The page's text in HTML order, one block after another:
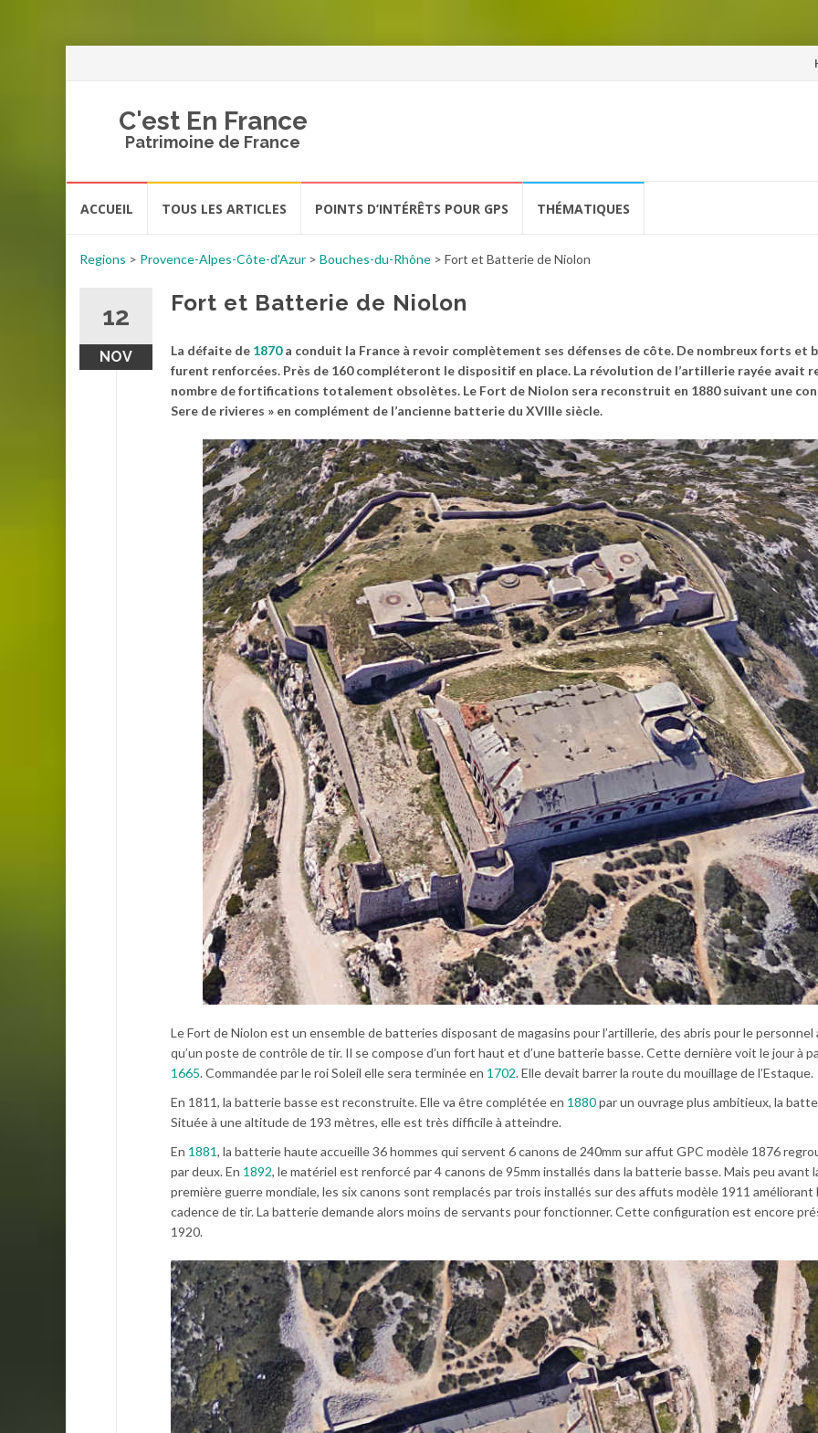
C'est En France
Patrimoine de France
ACCUEIL TOUS LES ARTICLES POINTS D’INTÉRÊTS POUR GPS THÉMATIQUES
Regions > Provence-Alpes-Côte-d'Azur > Bouches-du-Rhône > Fort et Batterie de Niolon
12
NOV
Fort et Batterie de Niolon
La défaite de 1870a conduit la France à revoir complètement ses défenses de côte. De nombreux forts et
furent renforcées. Près de 160 compléteront le dispositif en place. La révolution de l’artillerie rayée avait
nombre de fortifications totalement obsolètes. Le Fort de Niolon sera reconstruit en 1880 suivant une
Sere de rivieres » en complément de l’ancienne batterie du XVIIIe siècle.
Le Fort de Niolon est un ensemble de batteries disposant de magasins pour l’artillerie, des abris pour le personnel
qu’un poste de contrôle de tir. Il se compose d’un fort haut et d’une batterie basse. Cette dernière voit le jour à
1665. Commandée par le roi Soleil elle sera terminée en 1702. Elle devait barrer la route du mouillage de l’Estaque.
En 1811, la batterie basse est reconstruite. Elle va être complétée en 1880par un ouvrage plus ambitieux, la
Située à une altitude de 193 mètres, elle est très difficile à atteindre.
En 1881, la batterie haute accueille 36 hommes qui servent 6 canons de 240mm sur affut GPC modèle 1876
par deux. En 1892, le matériel est renforcé par 4 canons de 95mm installés dans la batterie basse. Mais peu avant
première guerre mondiale, les six canons sont remplacés par trois installés sur des affuts modèle 1911 améliorant
cadence de tir. La batterie demande alors moins de servants pour fonctionner. Cette configuration est encore
1920.